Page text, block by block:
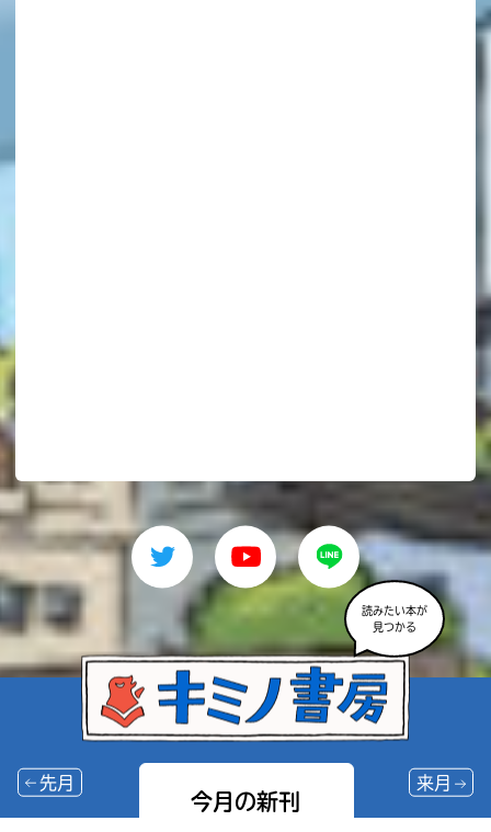
読みたい本が
見つかる
今月の新刊
先月 来月